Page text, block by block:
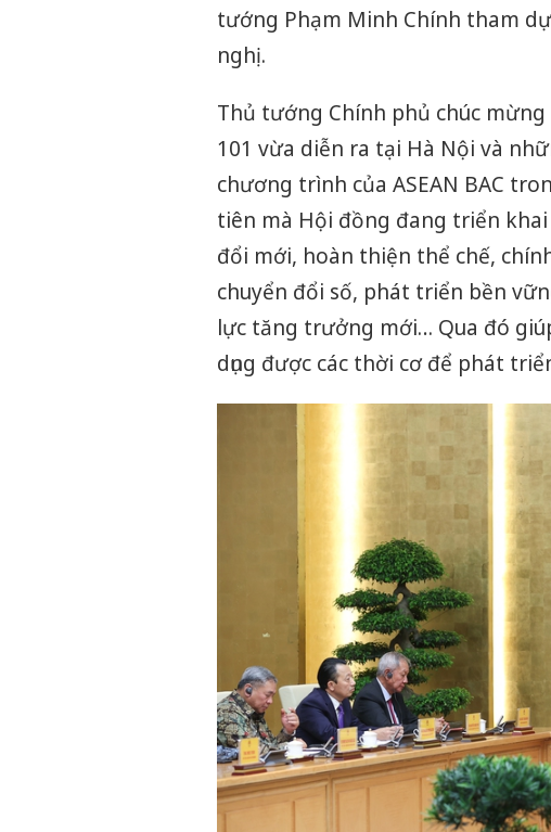
tướng Phạm Minh Chính tham
nghị.
Thủ tướng Chính phủ chúc mừng
101 vừa diễn ra tại Hà Nội và
chương trình của ASEAN BAC
tiên mà Hội đồng đang triển
đổi mới, hoàn thiện thể chế,
chuyển đổi số, phát triển bền
lực tăng trưởng mới… Qua đó
dụng được các thời cơ để phát